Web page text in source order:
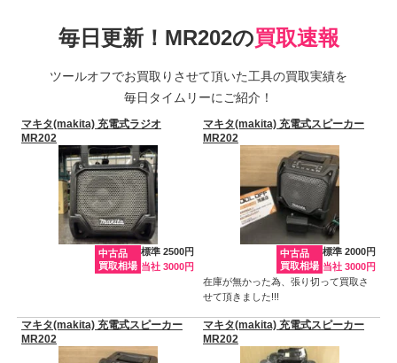
毎日更新！MR202の買取速報
ツールオフでお買取りさせて頂いた工具の買取実績を
毎日タイムリーにご紹介！
マキタ(makita) 充電式ラジオ
MR202
中古品
買取相場
標準 2500円
当社 3000円
マキタ(makita) 充電式スピーカー
MR202
中古品
買取相場
標準 2000円
当社 3000円
在庫が無かった為、張り切って買取さ
せて頂きました!!!
マキタ(makita) 充電式スピーカー
MR202
マキタ(makita) 充電式スピーカー
MR202